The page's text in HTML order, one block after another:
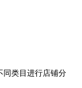
同类目进行店铺分